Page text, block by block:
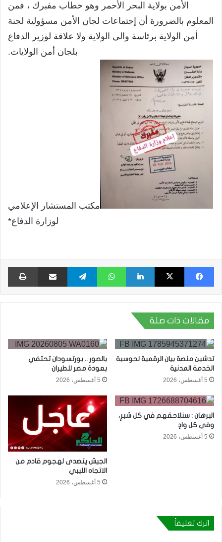
الأمن بولاية البحر الأحمر وهو خطاب مفبرك ، فمن
المعلوم بالضرورة أن إجتماعات لجان الأمن مسؤولية لجنة
أمن الولاية برئاسة والي الولاية ولا علاقة لوزير الدفاع
بلجان أمن الولايات.
مكتب المستشار الإعلامي
لوزارة الدفاع*
فيسبوك X لينكدإن واتساب تيلقرام مشاركة عبر البريد
مقالات ذات صلة
تدشين منصة بيان الرقمية لحوسبة
الخدمة المدنية
5 أغسطس، 2026
بالصور .. بورتسودان تحتفي
بعودة مصر للطيران
5 أغسطس، 2026
البرهان : سنلاحقهم في كل شبرٍ،
وفي كل وادٍ
5 أغسطس، 2026
الجيش يتصدى لهجوم قادم من
الاتجاه الليبي
5 أغسطس، 2026
اترك تعليقاً